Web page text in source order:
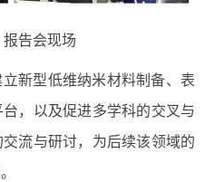
报告会现场
新型低维纳米材料制备、表
，以及促进多学科的交叉与
流与研讨，为后续该领域的